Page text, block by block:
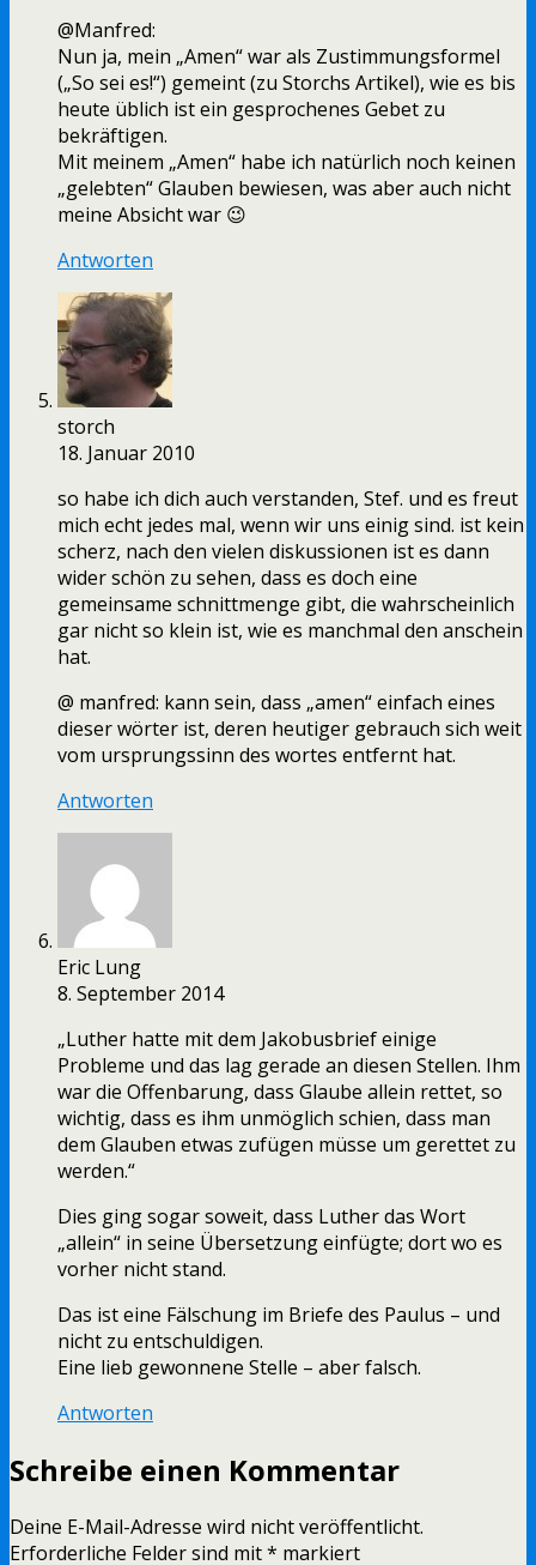
@Manfred:
Nun ja, mein „Amen“ war als Zustimmungsformel
(„So sei es!“) gemeint (zu Storchs Artikel), wie es bis
heute üblich ist ein gesprochenes Gebet zu
bekräftigen.
Mit meinem „Amen“ habe ich natürlich noch keinen
„gelebten“ Glauben bewiesen, was aber auch nicht
meine Absicht war 😉
Antworten
storch
18. Januar 2010
so habe ich dich auch verstanden, Stef. und es freut
mich echt jedes mal, wenn wir uns einig sind. ist kein
scherz, nach den vielen diskussionen ist es dann
wider schön zu sehen, dass es doch eine
gemeinsame schnittmenge gibt, die wahrscheinlich
gar nicht so klein ist, wie es manchmal den anschein
hat.
@ manfred: kann sein, dass „amen“ einfach eines
dieser wörter ist, deren heutiger gebrauch sich weit
vom ursprungssinn des wortes entfernt hat.
Antworten
Eric Lung
8. September 2014
„Luther hatte mit dem Jakobusbrief einige
Probleme und das lag gerade an diesen Stellen. Ihm
war die Offenbarung, dass Glaube allein rettet, so
wichtig, dass es ihm unmöglich schien, dass man
dem Glauben etwas zufügen müsse um gerettet zu
werden.“
Dies ging sogar soweit, dass Luther das Wort
„allein“ in seine Übersetzung einfügte; dort wo es
vorher nicht stand.
Das ist eine Fälschung im Briefe des Paulus – und
nicht zu entschuldigen.
Eine lieb gewonnene Stelle – aber falsch.
Antworten
Schreibe einen Kommentar
Deine E-Mail-Adresse wird nicht veröffentlicht.
Erforderliche Felder sind mit* markiert